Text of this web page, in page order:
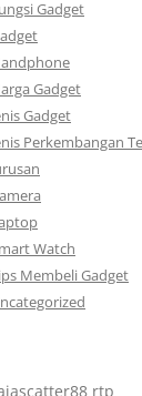
Gadget
Gadget
Gadget
Perkembangan
Watch
Membeli Gadget
rtp